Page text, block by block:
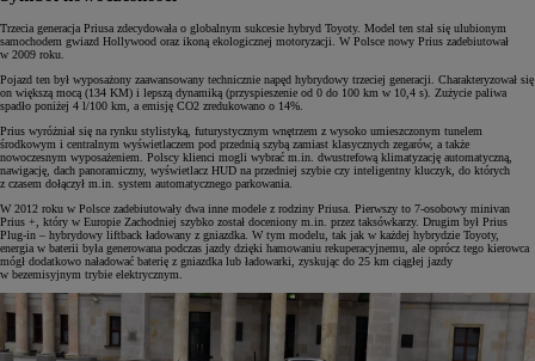
Trzecia generacja Priusa zdecydowała o globalnym sukcesie hybryd Toyoty. Model ten stał się ulubionym
samochodem gwiazd Hollywood oraz ikoną ekologicznej motoryzacji. W Polsce nowy Prius zadebiutował
w 2009 roku.
Pojazd ten był wyposażony zaawansowany technicznie napęd hybrydowy trzeciej generacji. Charakteryzował się
on większą mocą (134 KM) i lepszą dynamiką (przyspieszenie od 0 do 100 km w 10,4 s). Zużycie paliwa
spadło poniżej 4 l/100 km, a emisję CO2 zredukowano o 14%.
Prius wyróżniał się na rynku stylistyką, futurystycznym wnętrzem z wysoko umieszczonym tunelem
środkowym i centralnym wyświetlaczem pod przednią szybą zamiast klasycznych zegarów, a także
nowoczesnym wyposażeniem. Polscy klienci mogli wybrać m.in. dwustrefową klimatyzację automatyczną,
nawigację, dach panoramiczny, wyświetlacz HUD na przedniej szybie czy inteligentny kluczyk, do których
z czasem dołączył m.in. system automatycznego parkowania.
W 2012 roku w Polsce zadebiutowały dwa inne modele z rodziny Priusa. Pierwszy to 7-osobowy minivan
Prius +, który w Europie Zachodniej szybko został doceniony m.in. przez taksówkarzy. Drugim był Prius
Plug-in – hybrydowy liftback ładowany z gniazdka. W tym modelu, tak jak w każdej hybrydzie Toyoty,
energia w baterii była generowana podczas jazdy dzięki hamowaniu rekuperacyjnemu, ale oprócz tego kierowca
mógł dodatkowo naładować baterię z gniazdka lub ładowarki, zyskując do 25 km ciągłej jazdy
w bezemisyjnym trybie elektrycznym.